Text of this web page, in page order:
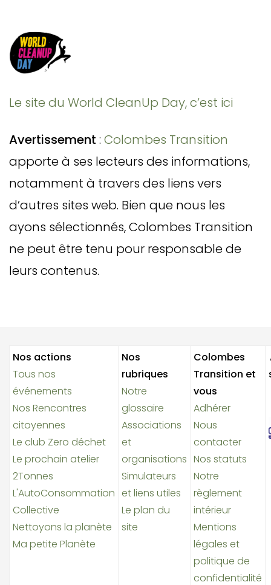
Le site du World CleanUp Day, c’est ici
Avertissement : Colombes Transition
apporte à ses lecteurs des informations,
notamment à travers des liens vers
d’autres sites web. Bien que nous les
ayons sélectionnés, Colombes Transition
ne peut être tenu pour responsable de
leurs contenus.
Nos actions
Tous nos
événements
Nos Rencontres
citoyennes
Le club Zero déchet
Le prochain atelier
2Tonnes
L'AutoConsommation
Collective
Nettoyons la planète
Ma petite Planète
Nos
rubriques
Notre
glossaire
Associations
et
organisations
Simulateurs
et liens utiles
Le plan du
site
Colombes
Transition et
vous
Adhérer
Nous
contacter
Nos statuts
Notre
règlement
intérieur
Mentions
légales et
politique de
confidentialité